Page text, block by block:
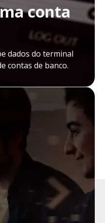
conta
dados do terminal
contas de banco.